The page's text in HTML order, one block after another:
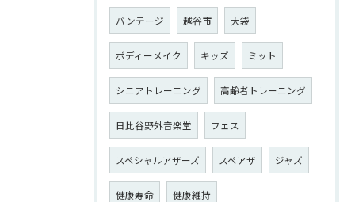
バンテージ 越谷市 大袋
ボディーメイク キッズ ミット
シニアトレーニング 高齢者トレーニング
日比谷野外音楽堂 フェス
スペシャルアザーズ スペアザ ジャズ
健康寿命 健康維持